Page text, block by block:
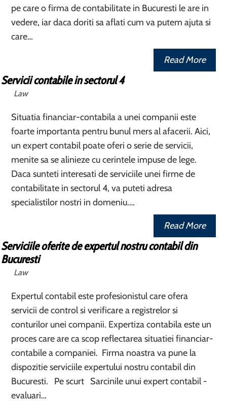
pe care o firma de contabilitate in Bucuresti le are in
vedere, iar daca doriti sa aflati cum va putem ajuta si
care…
Read More
Servicii contabile in sectorul 4
Law
Situatia financiar-contabila a unei companii este
foarte importanta pentru bunul mers al afacerii. Aici,
un expert contabil poate oferi o serie de servicii,
menite sa se alinieze cu cerintele impuse de lege.
Daca sunteti interesati de serviciile unei firme de
contabilitate in sectorul 4, va puteti adresa
specialistilor nostri in domeniu.…
Read More
Serviciile oferite de expertul nostru contabil din
Bucuresti
Law
Expertul contabil este profesionistul care ofera
servicii de control si verificare a registrelor si
conturilor unei companii. Expertiza contabila este un
proces care are ca scop reflectarea situatiei financiar-
contabile a companiei. Firma noastra va pune la
dispozitie serviciile expertului nostru contabil din
Bucuresti. Pe scurt Sarcinile unui expert contabil -
evaluari…